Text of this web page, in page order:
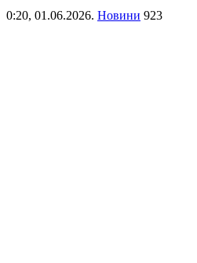
0:20, 01.06.2026. Новини 923